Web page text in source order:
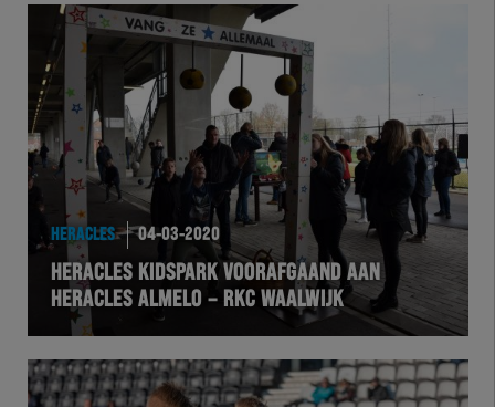
VVVHER
TELHER
HERVOL
HEREXC
EXCHER
VOLHER
HERTEL
HERACLES 04-03-2020
HERACLES KIDSPARK VOORAFGAAND AAN
HERACLES ALMELO – RKC WAALWIJK